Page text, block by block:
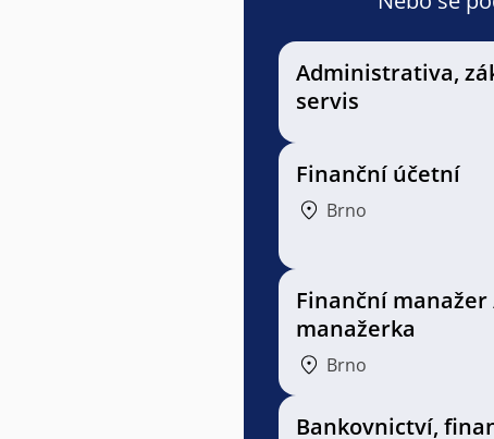
Administrativa,
servis
Finanční účetní
Brno
Finanční manažer
manažerka
Brno
Bankovnictví,